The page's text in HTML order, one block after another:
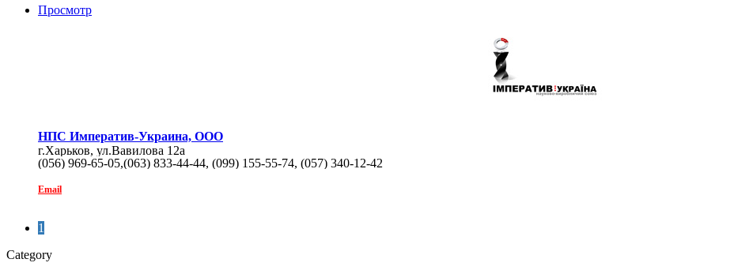
Просмотр
НПС Императив-Украина, ООО
г.Харьков, ул.Вавилова 12а
(056) 969-65-05,(063) 833-44-44, (099) 155-55-74, (057) 340-12-42
Email
1
Category